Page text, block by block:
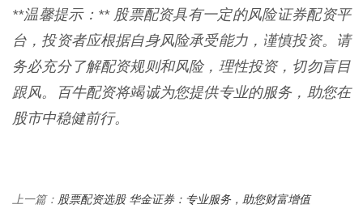
**温馨提示：** 股票配资具有一定的风险证券配资平
台，投资者应根据自身风险承受能力，谨慎投资。请
务必充分了解配资规则和风险，理性投资，切勿盲目
跟风。百牛配资将竭诚为您提供专业的服务，助您在
股市中稳健前行。
上一篇： 股票配资选股 华金证券：专业服务，助您财富增值